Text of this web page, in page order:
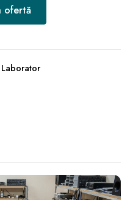
ofertă